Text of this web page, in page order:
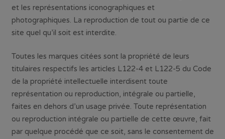
et les représentations iconographiques et
photographiques. La reproduction de tout ou partie de ce
site quel qu’il soit est interdite.
Toutes les marques citées sont la propriété de leurs
titulaires respectifs les articles L122-4 et L122-5 du Code
de la propriété intellectuelle interdisent toute
représentation ou reproduction, intégrale ou partielle,
faites en dehors d’un usage privée. Toute représentation
ou reproduction intégrale ou partielle de cette œuvre, fait
par quelque procédé que ce soit, sans le consentement de